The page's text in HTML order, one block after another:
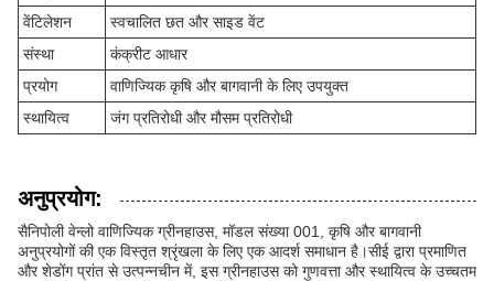
वेंटिलेशन
स्वचालित छत और साइड वेंट
संस्था
कंक्रीट आधार
प्रयोग
वाणिज्यिक कृषि और बागवानी के लिए उपयुक्त
स्थायित्व
जंग प्रतिरोधी और मौसम प्रतिरोधी
अनुप्रयोग:
सैनिपोली वेन्लो वाणिज्यिक ग्रीनहाउस, मॉडल संख्या 001, कृषि और बागवानी
अनुप्रयोगों की एक विस्तृत श्रृंखला के लिए एक आदर्श समाधान है।सीई द्वारा प्रमाणित
और शेडोंग प्रांत से उत्पन्नचीन में, इस ग्रीनहाउस को गुणवत्ता और स्थायित्व के उच्चतम